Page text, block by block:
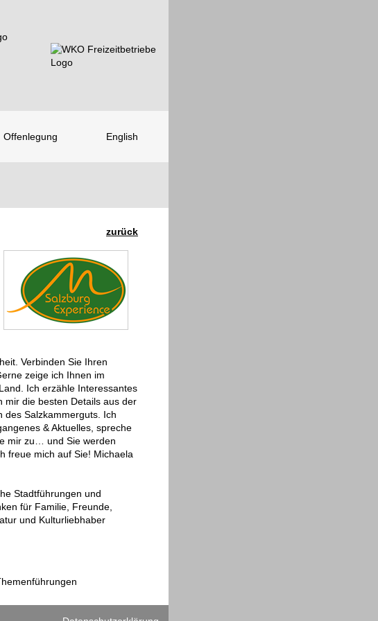
Offenlegung English
zurück
Verbinden Sie Ihren
zeige ich Ihnen im
Ich erzähle Interessantes
mir die besten Details aus der
des Salzkammerguts. Ich
& Aktuelles, spreche
mir zu… und Sie werden
freue mich auf Sie! Michaela
Stadtführungen und
für Familie, Freunde,
und Kulturliebhaber